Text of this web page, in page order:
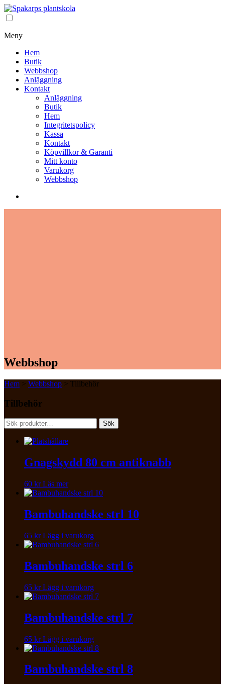
Meny
Hem
Butik
Webbshop
Anläggning
Kontakt
Anläggning
Butik
Hem
Integritetspolicy
Kassa
Kontakt
Köpvillkor & Garanti
Mitt konto
Varukorg
Webbshop
Webbshop
Hem > Webbshop > Tillbehör
Tillbehör
Sök
efter:
Sök
Gnagskydd 80 cm antiknabb
60 kr Läs mer
Bambuhandske strl 10
65 kr Lägg i varukorg
Bambuhandske strl 6
65 kr Lägg i varukorg
Bambuhandske strl 7
65 kr Lägg i varukorg
Bambuhandske strl 8